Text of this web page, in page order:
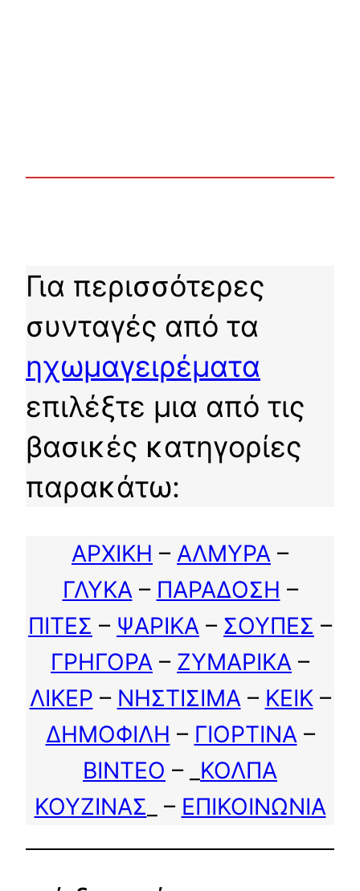
Για περισσότερες
συνταγές από τα
ηχωμαγειρέματα
επιλέξτε μια από τις
βασικές κατηγορίες
παρακάτω:
ΑΡΧΙΚΗ – ΑΛΜΥΡΑ –
ΓΛΥΚΑ– ΠΑΡΑΔΟΣΗ –
ΠΙΤΕΣ – ΨΑΡΙΚΑ – ΣΟΥΠΕΣ –
ΓΡΗΓΟΡΑ – ΖΥΜΑΡΙΚΑ –
ΛΙΚΕΡ – ΝΗΣΤΙΣΙΜΑ– ΚΕΙΚ–
ΔΗΜΟΦΙΛΗ – ΓΙΟΡΤΙΝΑ–
ΒΙΝΤΕΟ – _ ΚΟΛΠΑ
ΚΟΥΖΙΝΑΣ _ – ΕΠΙΚΟΙΝΩΝΙΑ